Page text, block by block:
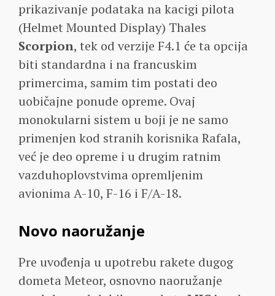
prikazivanje podataka na kacigi pilota
(Helmet Mounted Display) Thales
Scorpion, tek od verzije F4.1 će ta opcija
biti standardna i na francuskim
primercima, samim tim postati deo
uobičajne ponude opreme. Ovaj
monokularni sistem u boji je ne samo
primenjen kod stranih korisnika Rafala,
već je deo opreme i u drugim ratnim
vazduhoplovstvima opremljenim
avionima A-10, F-16 i F/A-18.
Novo naoružanje
Pre uvođenja u upotrebu rakete dugog
dometa Meteor, osnovno naoružanje